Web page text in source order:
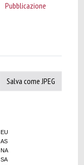
Pubblicazione
Salva come JPEG
EU
AS
NA
SA